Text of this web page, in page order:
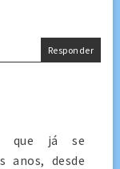
Responder
que já se
anos, desde